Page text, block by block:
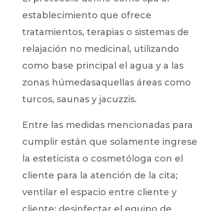
establecimiento que ofrece
tratamientos, terapias o sistemas de
relajación no medicinal, utilizando
como base principal el agua y a las
zonas húmedasaquellas áreas como
turcos, saunas y jacuzzis.
Entre las medidas mencionadas para
cumplir están que solamente ingrese
la esteticista o cosmetóloga con el
cliente para la atención de la cita;
ventilar el espacio entre cliente y